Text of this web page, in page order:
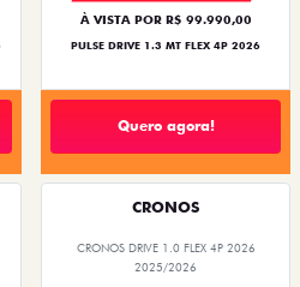
À VISTA POR R$ 99.990,00
PULSE DRIVE 1.3 MT FLEX 4P 2026
Quero agora!
CRONOS
CRONOS DRIVE 1.0 FLEX 4P 2026
2025/2026